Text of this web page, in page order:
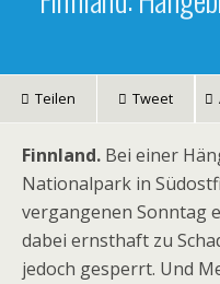
Teilen Tweet
Finnland. Bei einer
Nationalpark in
vergangenen Sonntag
dabei ernsthaft zu
jedoch gesperrt. Und